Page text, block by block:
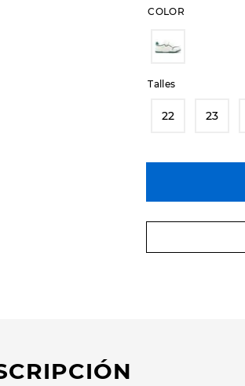
COLOR
Talles
22 23